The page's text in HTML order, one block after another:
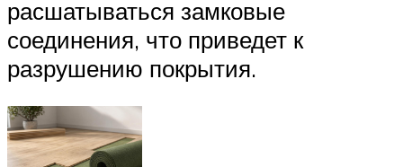
расшатываться замковые
соединения, что приведет к
разрушению покрытия.